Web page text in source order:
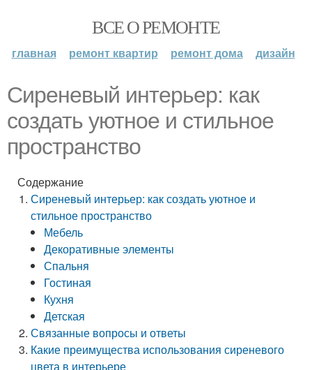
ВСЕ О РЕМОНТЕ
главная ремонт квартир ремонт дома дизайн
Сиреневый интерьер: как
создать уютное и стильное
пространство
Содержание
Сиреневый интерьер: как создать уютное и
стильное пространство
Мебель
Декоративные элементы
Спальня
Гостиная
Кухня
Детская
Связанные вопросы и ответы
Какие преимущества использования сиреневого
цвета в интерьере